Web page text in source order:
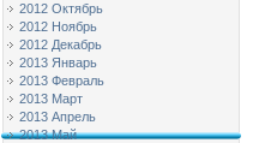
2012 Октябрь
2012 Ноябрь
2012 Декабрь
2013 Январь
2013 Февраль
2013 Март
2013 Апрель
2013 Май